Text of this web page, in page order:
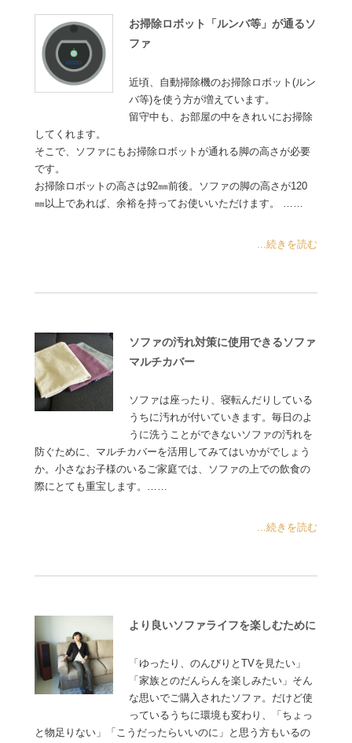
お掃除ロボット「ルンバ等」が通るソ
ファ
近頃、自動掃除機のお掃除ロボット(ルン
バ等)を使う方が増えています。
留守中も、お部屋の中をきれいにお掃除
してくれます。
そこで、ソファにもお掃除ロボットが通れる脚の高さが必要
です。
お掃除ロボットの高さは92㎜前後。ソファの脚の高さが120
㎜以上であれば、余裕を持ってお使いいただけます。 ……
...続きを読む
ソファの汚れ対策に使用できるソファ
マルチカバー
ソファは座ったり、寝転んだりしている
うちに汚れが付いていきます。毎日のよ
うに洗うことができないソファの汚れを
防ぐために、マルチカバーを活用してみてはいかがでしょう
か。小さなお子様のいるご家庭では、ソファの上での飲食の
際にとても重宝します。……
...続きを読む
より良いソファライフを楽しむために
「ゆったり、のんびりとTVを見たい」
「家族とのだんらんを楽しみたい」そん
な思いでご購入されたソファ。だけど使
っているうちに環境も変わり、「ちょっ
と物足りない」「こうだったらいいのに」と思う方もいるの